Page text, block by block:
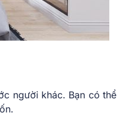
người khác. Bạn có thể